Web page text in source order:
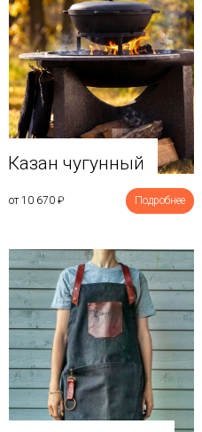
Казан чугунный
от 10 670 ₽ Подробнее